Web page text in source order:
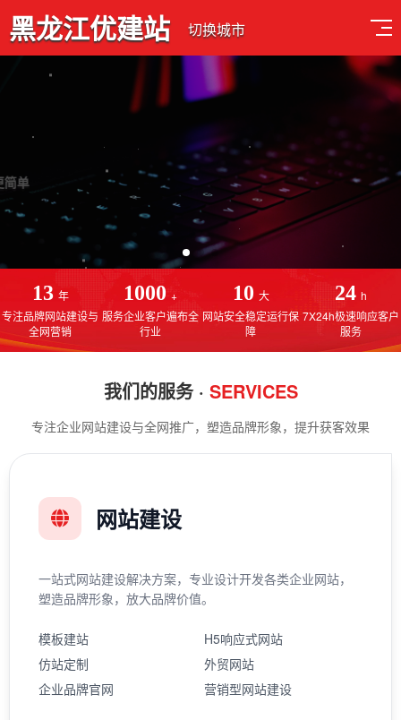
黑龙江优建站 切换城市
深耕网站建设行业13年
专注于黑龙江网站建设，黑龙江网站制作，黑龙江SEO优化排名
13 年
专注品牌网站建设与
全网营销
1000 +
服务企业客户遍布全
行业
10 大
网站安全稳定运行保
障
24 h
7X24h极速响应客户
服务
我们的服务 · SERVICES
专注企业网站建设与全网推广，塑造品牌形象，提升获客效果
网站建设
一站式网站建设解决方案，专业设计开发各类企业网站，
塑造品牌形象，放大品牌价值。
模板建站
H5响应式网站
仿站定制
外贸网站
企业品牌官网
营销型网站建设